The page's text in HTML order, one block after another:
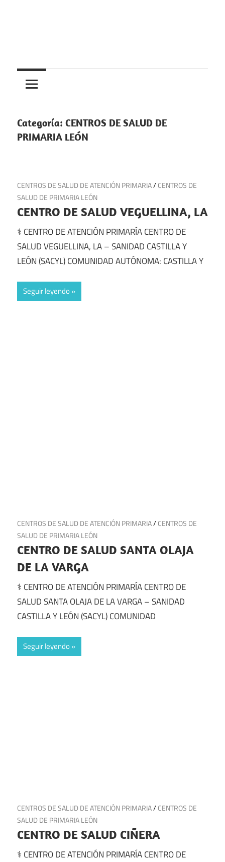
Centros
medicos
médicos,
centros
y
de
España
Categoría: CENTROS DE SALUD DE
PRIMARIA LEÓN
23 de julio de 2025
CENTROS DE SALUD DE ATENCIÓN PRIMARIA/CENTROS DE
SALUD DE PRIMARIA LEÓN
CENTRO DE SALUD VEGUELLINA, LA
⚕️ CENTRO DE ATENCIÓN PRIMARÍA CENTRO DE
SALUD VEGUELLINA, LA – SANIDAD CASTILLA Y
LEÓN (SACYL) COMUNIDAD AUTÓNOMA: CASTILLA Y
Seguir leyendo
22 de julio de 2025
CENTROS DE SALUD DE ATENCIÓN PRIMARIA/CENTROS DE
SALUD DE PRIMARIA LEÓN
CENTRO DE SALUD SANTA OLAJA
DE LA VARGA
⚕️ CENTRO DE ATENCIÓN PRIMARÍA CENTRO DE
SALUD SANTA OLAJA DE LA VARGA – SANIDAD
CASTILLA Y LEÓN (SACYL) COMUNIDAD
Seguir leyendo
22 de julio de 2025
CENTROS DE SALUD DE ATENCIÓN PRIMARIA/CENTROS DE
SALUD DE PRIMARIA LEÓN
CENTRO DE SALUD CIÑERA
⚕️ CENTRO DE ATENCIÓN PRIMARÍA CENTRO DE